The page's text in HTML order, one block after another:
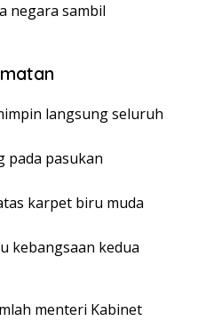
negara sambil
langsung seluruh
pada pasukan
karpet biru muda
kebangsaan kedua
menteri Kabinet